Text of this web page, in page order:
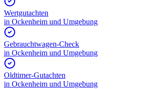
Wertgutachten
in Ockenheim und Umgebung
Gebrauchtwagen-Check
in Ockenheim und Umgebung
Oldtimer-Gutachten
in Ockenheim und Umgebung